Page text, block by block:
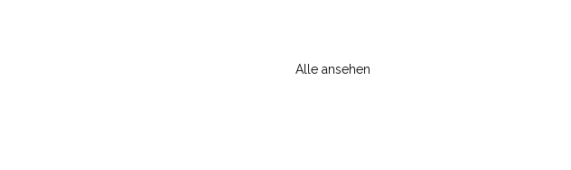
Alle ansehen